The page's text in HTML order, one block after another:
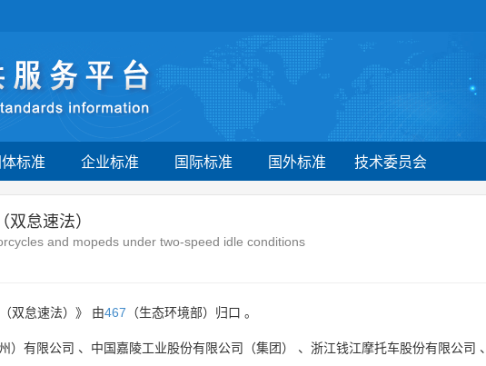
标准 企业标准 国际标准 国外标准 技术委员会
怠速法）
and mopeds under two-speed idle conditions
双怠速法）》 由467 （生态环境部）归口 。
）有限公司 、 中国嘉陵工业股份有限公司（集团） 、 浙江钱江摩托车股份有限公司 、